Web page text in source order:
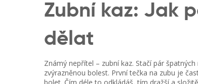
Zubní kaz: Jak
dělat
Známý nepřítel – zubní kaz. Stačí pár
zvýrazněnou bolest. První tečka na zubu je